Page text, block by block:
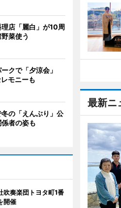
最新ニ
店「麗白」が10周
菜使う
ークで「夕涼会」
モニーも
の「えんぶり」公
者の姿も
吹奏楽団トヨタ町1番
開催